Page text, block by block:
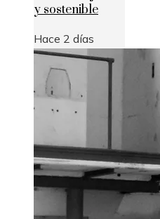
y sostenible
Hace 2 días